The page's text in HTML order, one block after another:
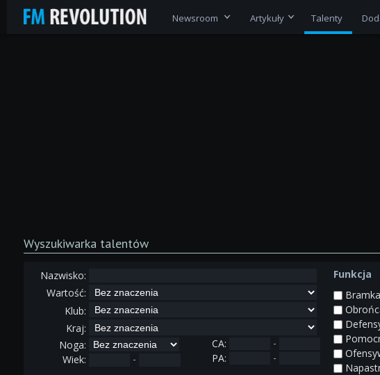
Newsroom Artykuły Talenty
Wyszukiwarka talentów
Nazwisko:
Wartość:
Klub:
Kraj:
Noga:
Wiek:
-
CA:
-
PA:
-
Funkcja